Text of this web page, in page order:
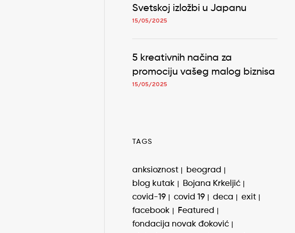
Svetskoj izložbi u Japanu
15/05/2025
5 kreativnih načina za
promociju vašeg malog biznisa
15/05/2025
TAGS
anksioznost
beograd
blog kutak
Bojana Krkeljić
covid-19
covid 19 deca
exit
facebook
Featured
fondacija novak đoković